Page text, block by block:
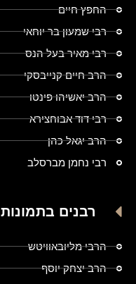
החפץ חיים
רבי שמעון בר יוחאי
רבי מאיר בעל הנס
הרב חיים קנייבסקי
הרב יאשיהו פינטו
רבי דוד אבוחצירא
הרב יגאל כהן
רבי נחמן מברסלב
רבנים בתמונות
הרבי מליובאוויטש
הרב יצחק יוסף